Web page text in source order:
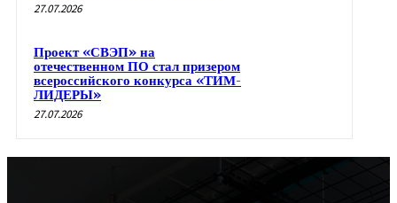
27.07.2026
Проект «СВЭП» на
отечественном ПО стал призером
всероссийского конкурса «ТИМ-
ЛИДЕРЫ»
27.07.2026